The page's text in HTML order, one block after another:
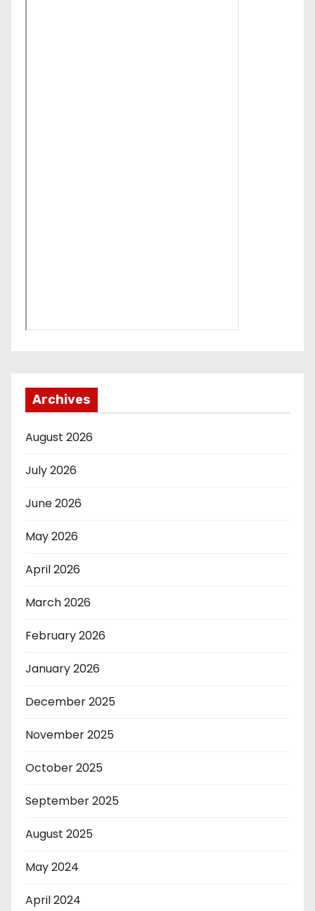
Archives
August 2026
July 2026
June 2026
May 2026
April 2026
March 2026
February 2026
January 2026
December 2025
November 2025
October 2025
September 2025
August 2025
May 2024
April 2024